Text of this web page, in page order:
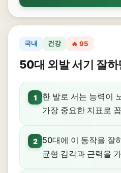
국내 건강 🔥 95
50대 외발 서기 잘
1
한 발로 서는 능력이
가장 중요한 지표로
2
50대에 이 동작을 잘
균형 감각과 근력을